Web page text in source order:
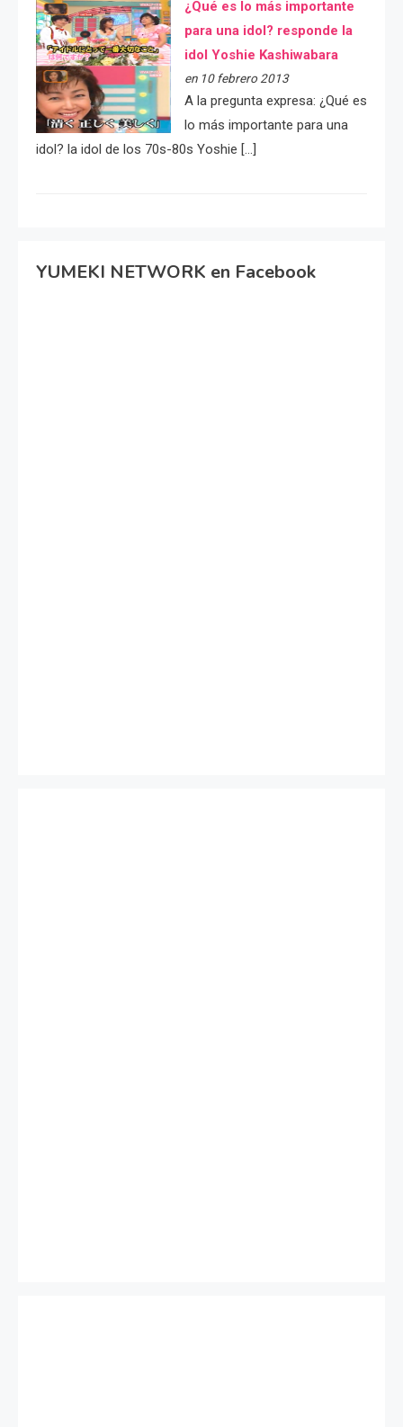
¿Qué es lo más importante
para una idol? responde la
idol Yoshie Kashiwabara
en 10 febrero 2013
A la pregunta expresa: ¿Qué es
lo más importante para una
idol? la idol de los 70s-80s Yoshie […]
YUMEKI NETWORK en Facebook